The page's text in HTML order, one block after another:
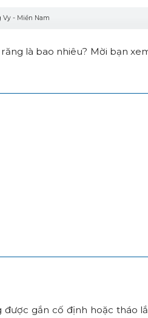
là bao nhiêu? Mời bạn
gắn cố định hoặc tháo